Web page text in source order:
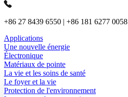
+86 27 8439 6550 | +86 181 6277 0058
Applications
Une nouvelle énergie
Électronique
Matériaux de pointe
La vie et les soins de santé
Le foyer et la vie
Protection de l'environnement